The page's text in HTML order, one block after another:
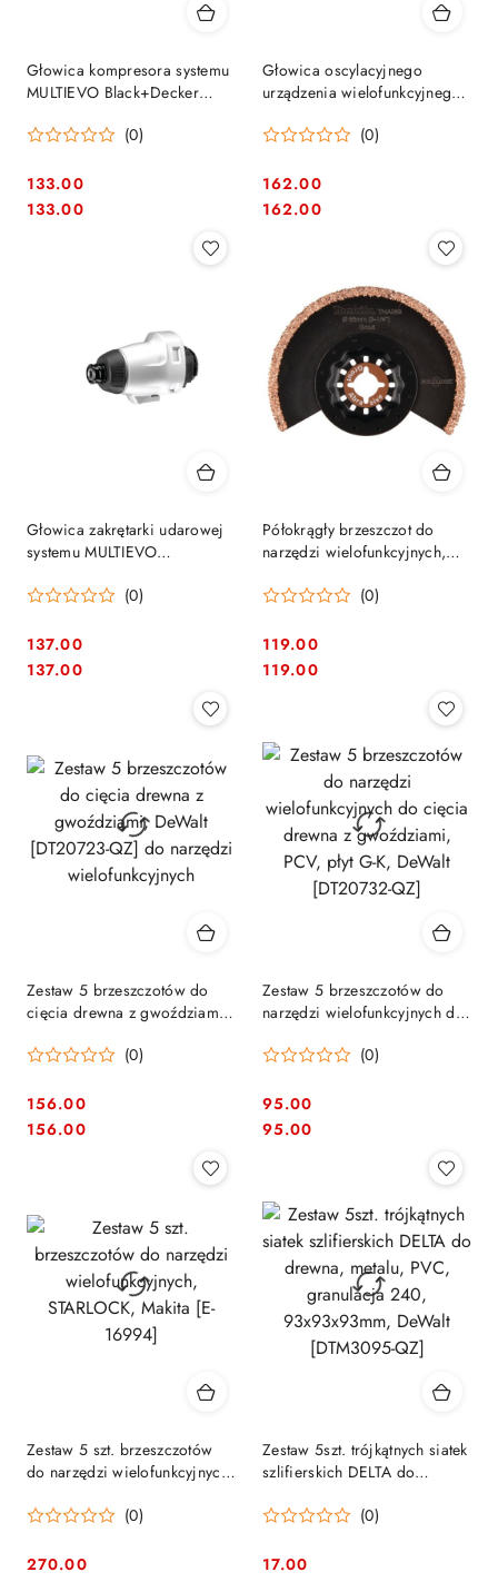
Głowica kompresora systemu
MULTIEVO Black+Decker
(0)
Cena:
133.00
Cena:
133.00
Głowica oscylacyjnego
urządzenia wielofunkcyjnego
akcesoria Black+Decker
(0)
Cena:
162.00
Cena:
162.00
Głowica zakrętarki udarowej
systemu MULTIEVO
(0)
Cena:
137.00
Cena:
137.00
Półokrągły brzeszczot do
narzędzi wielofunkcyjnych,
[B-65028]
(0)
Cena:
119.00
Cena:
119.00
Zestaw 5 brzeszczotów do
cięcia drewna z gwoździami,
narzędzi wielofunkcyjnych
(0)
Cena:
156.00
Cena:
156.00
Zestaw 5 brzeszczotów do
narzędzi wielofunkcyjnych do
PCV, płyt G-K, DeWalt
(0)
Cena:
95.00
Cena:
95.00
Zestaw 5 szt. brzeszczotów
do narzędzi wielofunkcyjnych,
(0)
270.00
Zestaw 5szt. trójkątnych siatek
szlifierskich DELTA do
granulacja 240,
[DTM3095-QZ]
(0)
17.00